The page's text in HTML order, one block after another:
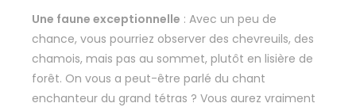
Une faune exceptionnelle : Avec un peu de
chance, vous pourriez observer des chevreuils, des
chamois, mais pas au sommet, plutôt en lisière de
forêt. On vous a peut-être parlé du chant
enchanteur du grand tétras ? Vous aurez vraiment